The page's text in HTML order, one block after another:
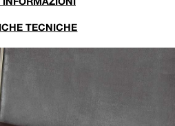
TECNICHE